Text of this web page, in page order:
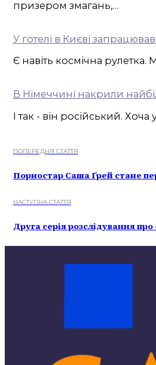
призером змагань,…
У готелі в Києві
Є навіть космічна
В Німеччині накрили
І так - він російський.
ПОПЕРЕДНЯ СТАТТЯ
Порностар Саша Ґрей стане
НАСТУПНА СТАТТЯ
Друга серія розслідування